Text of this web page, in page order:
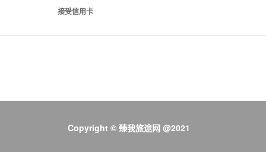
接受信用卡
Copyright © 臻我旅途网 @2021